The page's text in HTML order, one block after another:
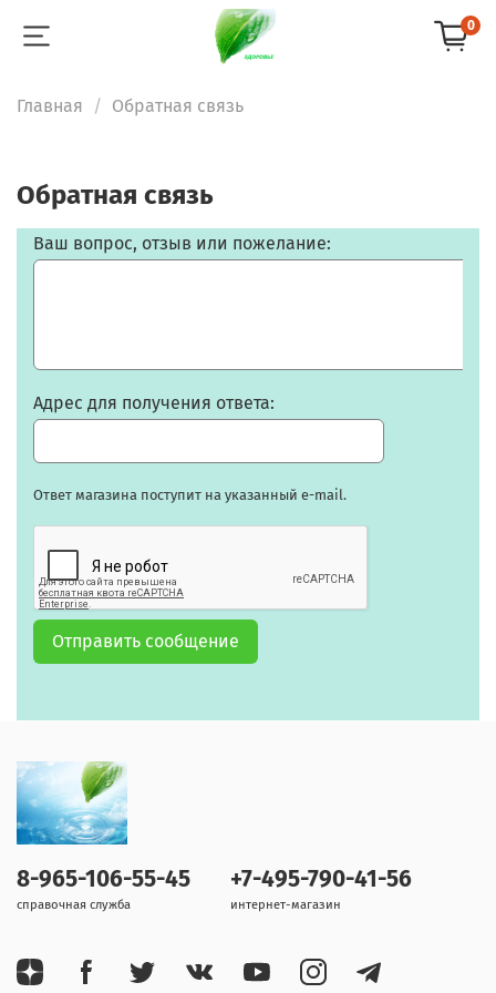
0
Главная Обратная связь
Обратная связь
Ваш вопрос, отзыв или пожелание:
Адрес для получения ответа:
Ответ магазина поступит на указанный e-mail.
Отправить сообщение
8-965-106-55-45
справочная служба
+7-495-790-41-56
интернет-магазин